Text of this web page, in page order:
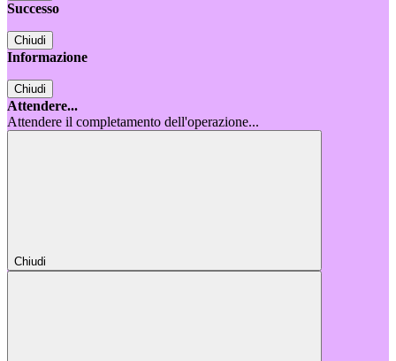
Successo
Chiudi
Informazione
Chiudi
Attendere...
Attendere il completamento dell'operazione...
Chiudi